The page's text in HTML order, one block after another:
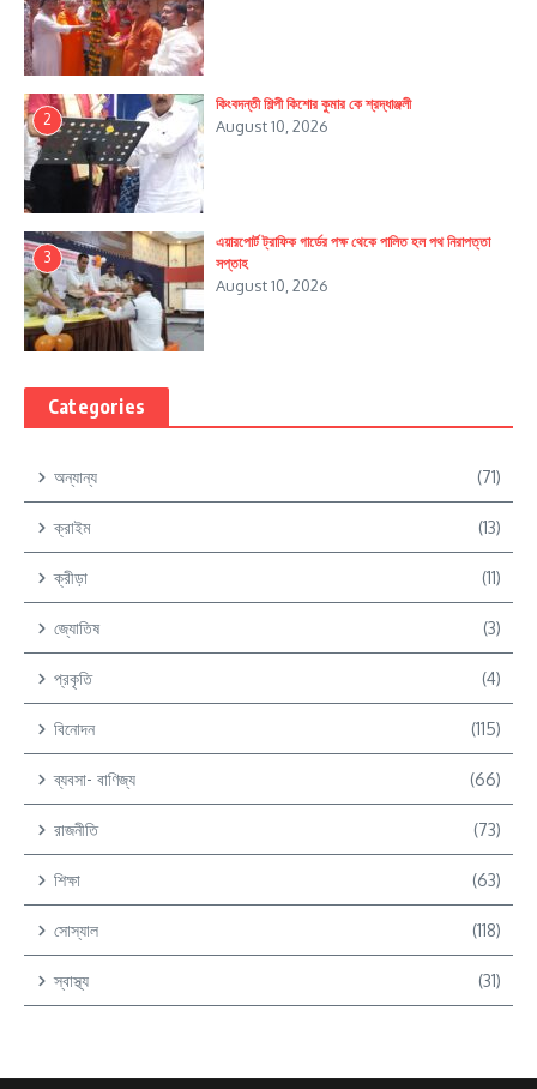
2
কিংবদন্তী শিল্পী কিশোর কুমার কে শ্রদ্ধাঞ্জলী
August 10, 2026
3
এয়ারপোর্ট ট্রাফিক গার্ডের পক্ষ থেকে পালিত হল পথ নিরাপত্তা
সপ্তাহ
August 10, 2026
Categories
অন্যান্য (71)
ক্রাইম (13)
ক্রীড়া (11)
জ্যোতিষ (3)
প্রকৃতি (4)
বিনোদন (115)
ব্যবসা- বাণিজ্য (66)
রাজনীতি (73)
শিক্ষা (63)
সোস্যাল (118)
স্বাস্থ্য (31)